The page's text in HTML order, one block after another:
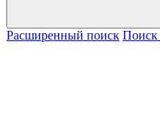
Расширенный поиск Поиск